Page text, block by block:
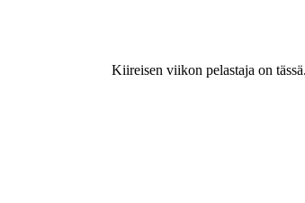
Kiireisen viikon pelastaja on